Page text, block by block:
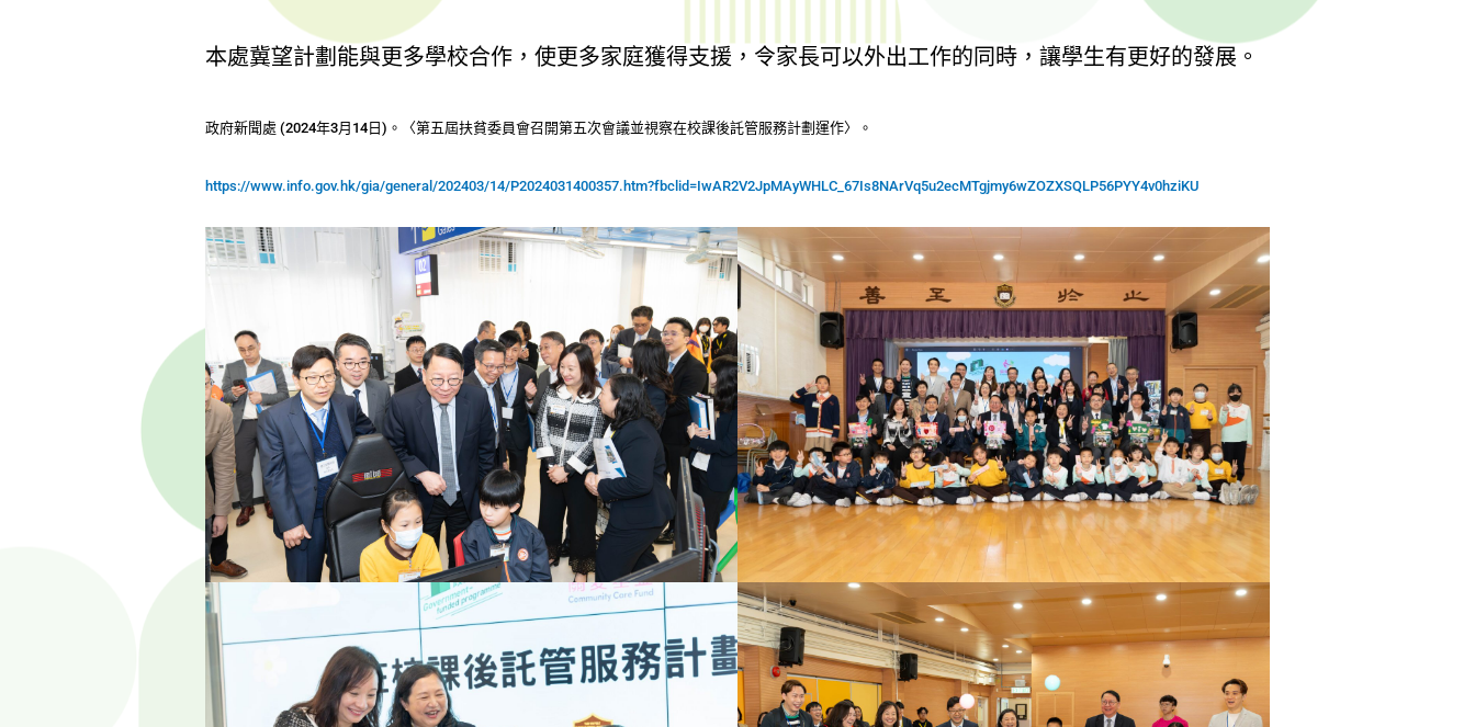
本處冀望計劃能與更多學校合作，使更多家庭獲得支援，令家長可以外出工作的同時，讓學生有更好的發展。
政府新聞處 (2024年3月14日)。〈第五屆扶貧委員會召開第五次會議並視察在校課後託管服務計劃運作〉。
https://www.info.gov.hk/gia/general/202403/14/P2024031400357.htm?fbclid=IwAR2V2JpMAyWHLC_67Is8NArVq5u2ecMTgjmy6wZOZXSQLP56PYY4v0hziKU